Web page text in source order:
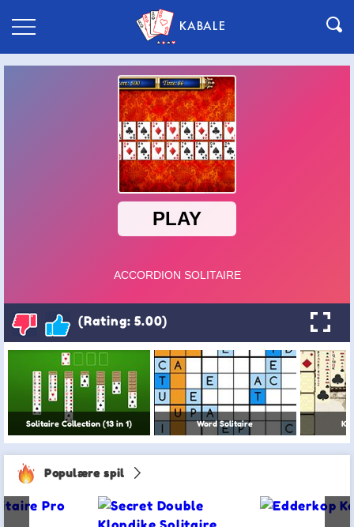
KABALE
(Rating: 5.00)
Solitaire Collection (13 in 1) Word Solitaire
Populære spil